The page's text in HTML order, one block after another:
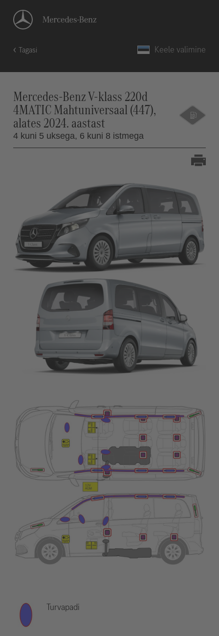
Tagasi Keele valimine
Mercedes-Benz V-klass 220d
4MATIC Mahtuniversaal (447),
alates 2024. aastast
4 kuni 5 uksega, 6 kuni 8 istmega
Turvapadi